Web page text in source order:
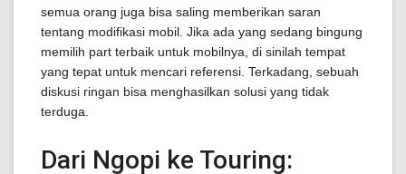
semua orang juga bisa saling memberikan saran
tentang modifikasi mobil. Jika ada yang sedang bingung
memilih part terbaik untuk mobilnya, di sinilah tempat
yang tepat untuk mencari referensi. Terkadang, sebuah
diskusi ringan bisa menghasilkan solusi yang tidak
terduga.
Dari Ngopi ke Touring: